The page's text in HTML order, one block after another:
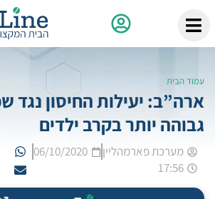
עמוד הבית
גבוהה יותר בקרב ילדים
מערכת פארמהליין
06/10/2020
17:56